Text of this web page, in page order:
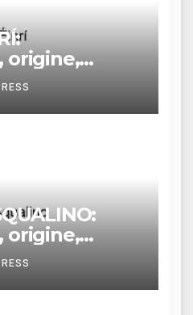
origine,
origine,